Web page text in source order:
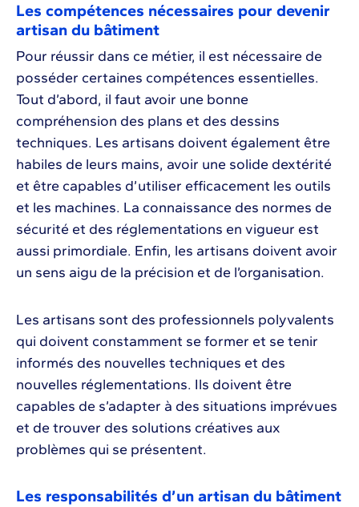
Les compétences nécessaires pour devenir
artisan du bâtiment
Pour réussir dans ce métier, il est nécessaire de
posséder certaines compétences essentielles.
Tout d’abord, il faut avoir une bonne
compréhension des plans et des dessins
techniques. Les artisans doivent également être
habiles de leurs mains, avoir une solide dextérité
et être capables d’utiliser efficacement les outils
et les machines. La connaissance des normes de
sécurité et des réglementations en vigueur est
aussi primordiale. Enfin, les artisans doivent avoir
un sens aigu de la précision et de l’organisation.
Les artisans sont des professionnels polyvalents
qui doivent constamment se former et se tenir
informés des nouvelles techniques et des
nouvelles réglementations. Ils doivent être
capables de s’adapter à des situations imprévues
et de trouver des solutions créatives aux
problèmes qui se présentent.
Les responsabilités d’un artisan du bâtiment